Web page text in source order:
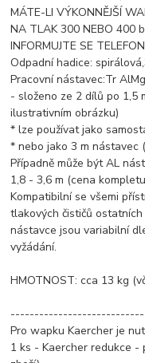
MÁTE-LI VÝKONNĚJŠÍ
NA TLAK 300 NEBO 400
INFORMUJTE SE
Odpadní hadice:
Pracovní nástavec:Tr
- složeno ze 2 dílů po 1,5
ilustrativním obrázku)
* lze používat jako
* nebo jako 3 m nástavec
Případně může být AL
1,8 - 3,6 m (cena
Kompatibilní se všemi
tlakových čističů
nástavce jsou variabilní
vyžádání.
HMOTNOST: cca 13 kg
Pro wapku Kaercher je
1 ks - Kaercher redukce -